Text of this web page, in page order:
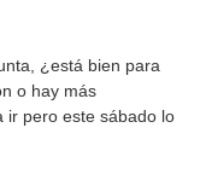
¿está bien para
o hay más
ir pero este sábado lo